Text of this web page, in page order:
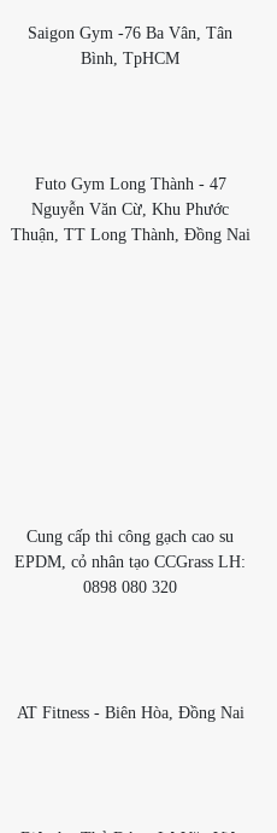
Saigon Gym -76 Ba Vân, Tân
Bình, TpHCM
Futo Gym Long Thành - 47
Nguyễn Văn Cừ, Khu Phước
Thuận, TT Long Thành, Đồng Nai
Cung cấp thi công gạch cao su
EPDM, cỏ nhân tạo CCGrass LH:
0898 080 320
AT Fitness - Biên Hòa, Đồng Nai